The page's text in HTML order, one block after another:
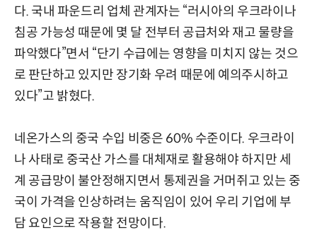
다. 국내 파운드리 업체 관계자는 “러시아의 우크라이나
침공 가능성 때문에 몇 달 전부터 공급처와 재고 물량을
파악했다”면서 “단기 수급에는 영향을 미치지 않는 것으
로 판단하고 있지만 장기화 우려 때문에 예의주시하고
있다”고 밝혔다.
네온가스의 중국 수입 비중은 60% 수준이다. 우크라이
나 사태로 중국산 가스를 대체재로 활용해야 하지만 세
계 공급망이 불안정해지면서 통제권을 거머쥐고 있는 중
국이 가격을 인상하려는 움직임이 있어 우리 기업에 부
담 요인으로 작용할 전망이다.